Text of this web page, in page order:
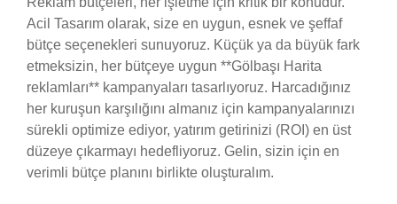
Acil Tasarım olarak, size en uygun, esnek ve şeffaf
bütçe seçenekleri sunuyoruz. Küçük ya da büyük fark
etmeksizin, her bütçeye uygun **Gölbaşı Harita
reklamları** kampanyaları tasarlıyoruz. Harcadığınız
her kuruşun karşılığını almanız için kampanyalarınızı
sürekli optimize ediyor, yatırım getirinizi (ROI) en üst
düzeye çıkarmayı hedefliyoruz. Gelin, sizin için en
verimli bütçe planını birlikte oluşturalım.